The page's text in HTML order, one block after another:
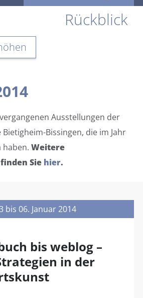
Rückblick
Ausstellungen der
Bissingen, die im Jahr
haben. Weitere
Sie hier.
bis 06. Januar 2014
bis weblog –
in der